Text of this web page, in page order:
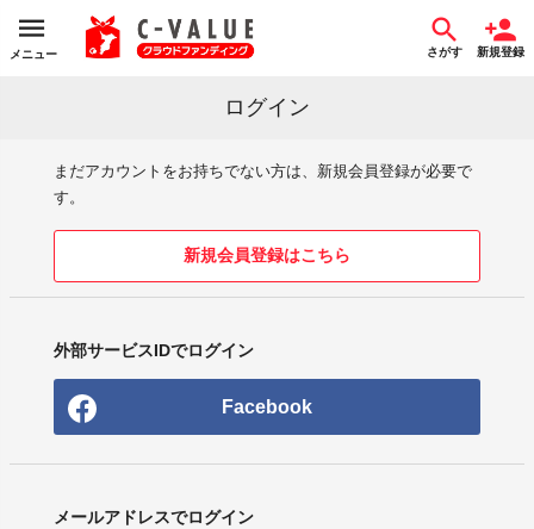
メニュー さがす 新規登録
ログイン
まだアカウントをお持ちでない方は、新規会員登録が必要で
す。
新規会員登録はこちら
外部サービスIDでログイン
Facebook
メールアドレスでログイン